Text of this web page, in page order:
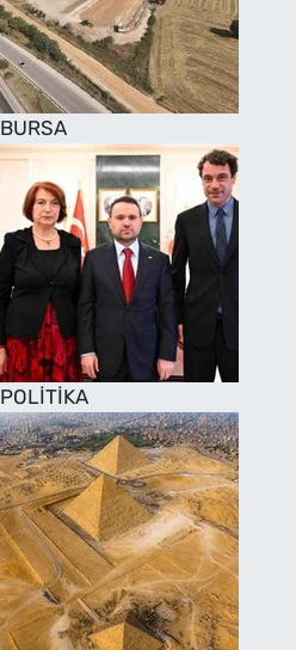
BURSA
POLİTİKA
SAĞLIK
TV REHBERİ